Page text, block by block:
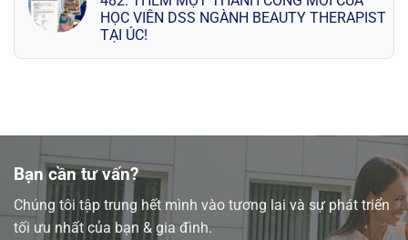
HỌC VIÊN DSS NGÀNH BEAUTY THERAPIST
TẠI ÚC!
Bạn cần tư vấn?
Chúng tôi tập trung hết mình vào tương lai và sự phát triển
tối ưu nhất của bạn & gia đình.